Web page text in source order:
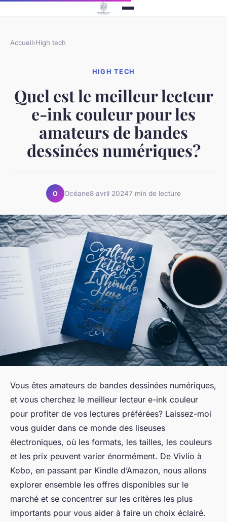
Accueil›High tech
HIGH TECH
Quel est le meilleur lecteur
e-ink couleur pour les
amateurs de bandes
dessinées numériques?
O Océane8 avril 20247 min de lecture
Vous êtes amateurs de bandes dessinées numériques,
et vous cherchez le meilleur lecteur e-ink couleur
pour profiter de vos lectures préférées? Laissez-moi
vous guider dans ce monde des liseuses
électroniques, où les formats, les tailles, les couleurs
et les prix peuvent varier énormément. De Vivlio à
Kobo, en passant par Kindle d’Amazon, nous allons
explorer ensemble les offres disponibles sur le
marché et se concentrer sur les critères les plus
importants pour vous aider à faire un choix éclairé.